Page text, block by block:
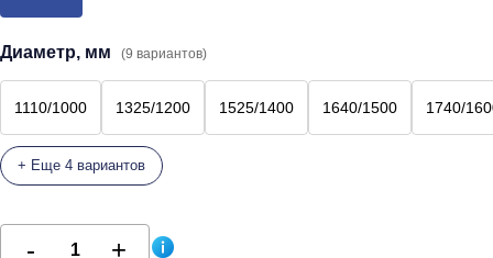
Диаметр, мм (9 вариантов)
1110/1000 1325/1200 1525/1400 1640/1500 1740/
+ Еще 4 вариантов